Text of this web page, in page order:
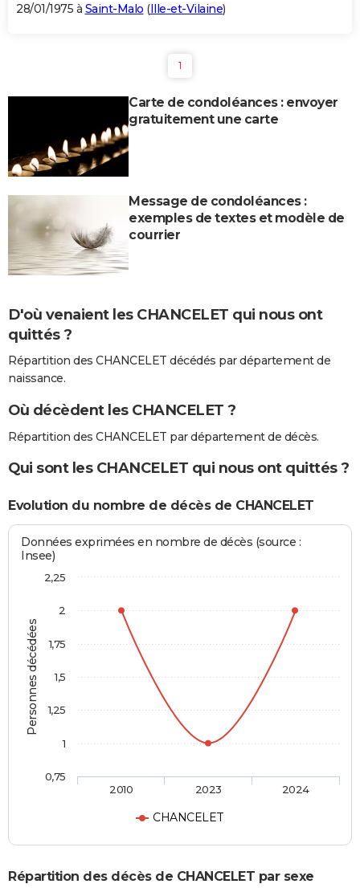
28/01/1975 à Saint-Malo (Ille-et-Vilaine)
1
Carte de condoléances : envoyer
gratuitement une carte
Message de condoléances :
exemples de textes et modèle de
courrier
D'où venaient les CHANCELET qui nous ont
quittés ?
Répartition des CHANCELET décédés par département de
naissance.
Où décèdent les CHANCELET ?
Répartition des CHANCELET par département de décès.
Qui sont les CHANCELET qui nous ont quittés ?
Evolution du nombre de décès de CHANCELET
Personnes décédées
Données exprimées en nombre de décès (source :
Insee)
CHANCELET
2010 2023 2024
0,75
1
1,25
1,5
1,75
2
2,25
Répartition des décès de CHANCELET par sexe